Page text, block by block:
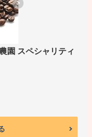
園 スペシャリティ